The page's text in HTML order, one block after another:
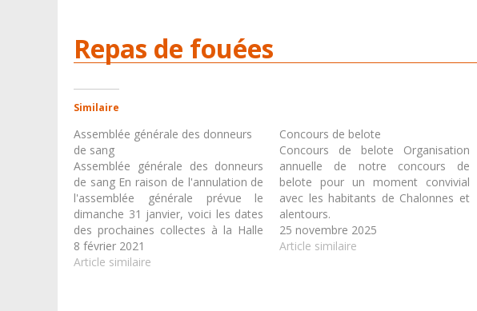
Repas de fouées
Similaire
Assemblée générale des donneurs
de sang
Assemblée générale des donneurs
de sang En raison de l'annulation de
l'assemblée générale prévue le
dimanche 31 janvier, voici les dates
des prochaines collectes à la Halle
des mariniers. Mercredi 10 mars
2021 de 16h00 à 19h30 Vendredi 28
8 février 2021
Article similaire
Concours de belote
Concours de belote Organisation
annuelle de notre concours de
belote pour un moment convivial
avec les habitants de Chalonnes et
alentours.
25 novembre 2025
Article similaire